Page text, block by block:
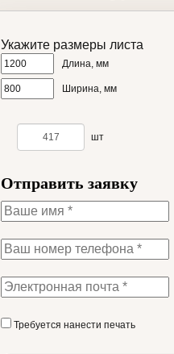
Укажите размеры листа
Длина, мм
Ширина, мм
шт
Отправить заявку
Требуется нанести печать